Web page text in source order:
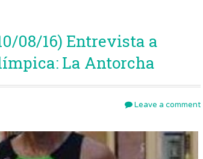
08/16) Entrevista a
La Antorcha
Leave a comment